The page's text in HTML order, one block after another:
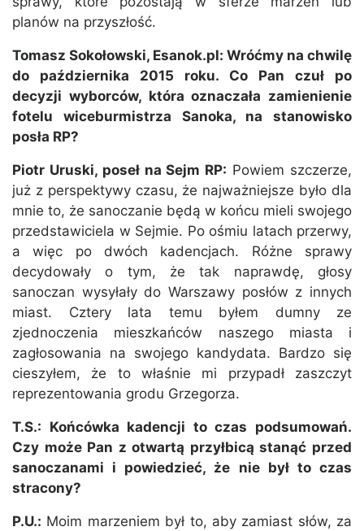
planów na przyszłość.
Tomasz Sokołowski, Esanok.pl: Wróćmy na chwilę
do października 2015 roku. Co Pan czuł po
decyzji wyborców, która oznaczała zamienienie
fotelu wiceburmistrza Sanoka, na stanowisko
posła RP?
Piotr Uruski, poseł na Sejm RP: Powiem szczerze,
już z perspektywy czasu, że najważniejsze było dla
mnie to, że sanoczanie będą w końcu mieli swojego
przedstawiciela w Sejmie. Po ośmiu latach przerwy,
a więc po dwóch kadencjach. Różne sprawy
decydowały o tym, że tak naprawdę, głosy
sanoczan wysyłały do Warszawy posłów z innych
miast. Cztery lata temu byłem dumny ze
zjednoczenia mieszkańców naszego miasta i
zagłosowania na swojego kandydata. Bardzo się
cieszyłem, że to właśnie mi przypadł zaszczyt
reprezentowania grodu Grzegorza.
T.S.: Końcówka kadencji to czas podsumowań.
Czy może Pan z otwartą przyłbicą stanąć przed
sanoczanami i powiedzieć, że nie był to czas
stracony?
P.U.: Moim marzeniem był to, aby zamiast słów, za